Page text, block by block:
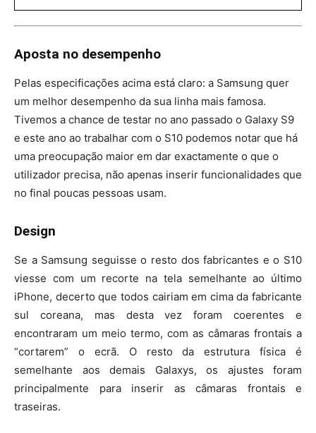
Aposta no desempenho
Pelas especificações acima está claro: a Samsung quer
um melhor desempenho da sua linha mais famosa.
Tivemos a chance de testar no ano passado o Galaxy S9
e este ano ao trabalhar com o S10 podemos notar que há
uma preocupação maior em dar exactamente o que o
utilizador precisa, não apenas inserir funcionalidades que
no final poucas pessoas usam.
Design
Se a Samsung seguisse o resto dos fabricantes e o S10
viesse com um recorte na tela semelhante ao último
iPhone, decerto que todos cairiam em cima da fabricante
sul coreana, mas desta vez foram coerentes e
encontraram um meio termo, com as câmaras frontais a
“cortarem” o ecrã. O resto da estrutura física é
semelhante aos demais Galaxys, os ajustes foram
principalmente para inserir as câmaras frontais e
traseiras.